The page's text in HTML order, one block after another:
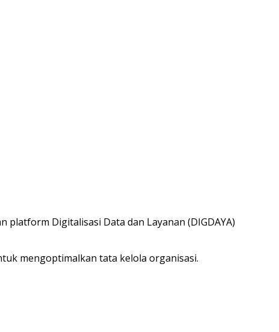
Digitalisasi Data dan Layanan (DIGDAYA)
mengoptimalkan tata kelola organisasi.